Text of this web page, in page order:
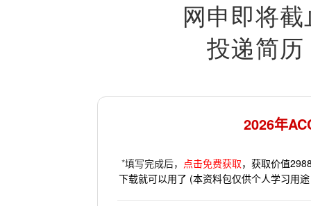
网申即将
投递简